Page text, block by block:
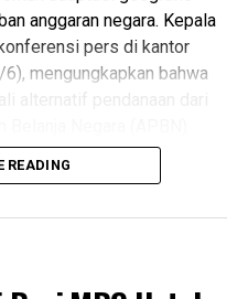
anggaran negara. Kepala
pers di kantor
mengungkapkan bahwa
MBG.
hibah dari negara lain. Itu
S Deyang.
READING